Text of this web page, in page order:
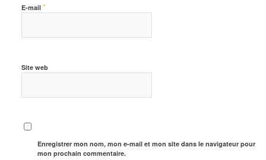
E-mail *
Site web
Enregistrer mon nom, mon e-mail et mon site dans le navigateur pour
mon prochain commentaire.